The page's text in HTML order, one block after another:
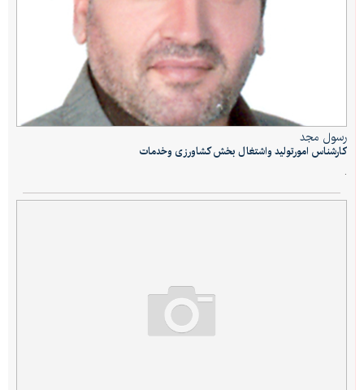
رسول مجد
کارشناس امورتولید واشتغال بخش کشاورزی وخدمات
.